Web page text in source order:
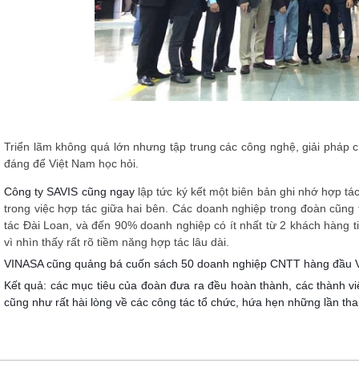
Triển lãm không quá lớn nhưng tập trung các công nghệ, giải pháp
đáng để Việt Nam học hỏi.
Công ty SAVIS cũng ngaylập tức ký kết một biên bản ghi nhớ hợp
trong việc hợp tác giữa hai bên. Các doanh nghiệp trong đoàn
tác Đài Loan, và đến 90% doanh nghiệp có ít nhất từ 2 khách hàng
vì nhìn thấy rất rõ tiềm năng hợp tác lâu dài.
VINASA cũng quảng bá cuốn sách 50 doanh nghiệp CNTT hàng đầu
Kết quả: các mục tiêu của đoàn đưa ra đều hoàn thành, các thành
cũng như rất hài lòng về các công tác tổ chức, hứa hẹn những lần